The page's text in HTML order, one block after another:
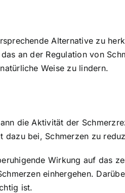
Alternative zu
an der Regulation von
Weise zu lindern.
die Aktivität der
bei, Schmerzen zu
Wirkung auf das
einhergehen.
ist.